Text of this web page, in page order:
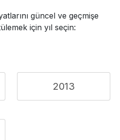
güncel ve geçmişe
için yıl seçin:
2013